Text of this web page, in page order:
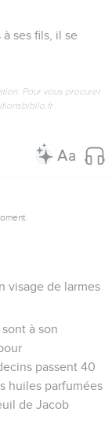
ses fils, il se
Pour vous procurer
visage de larmes
à son
passent 40
huiles parfumées
de Jacob